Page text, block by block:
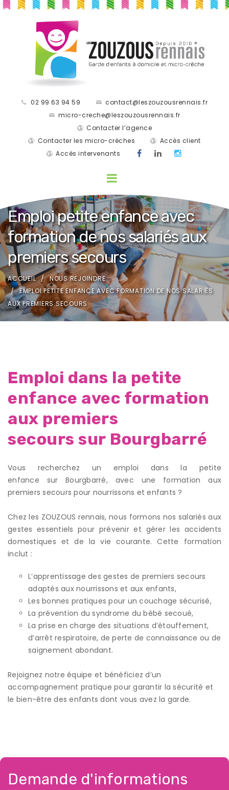
02 99 63 94 59
contact@leszouzousrennais.fr
micro-creche@leszouzousrennais.fr
Contacter l’agence
Contacter les micro-crèches
Accès client
Accès intervenants
Emploi petite enfance avec
formation de nos salariés aux
premiers secours
ACCUEIL
NOUS REJOINDRE
EMPLOI PETITE ENFANCE AVEC FORMATION DE NOS SALARIÉS
AUX PREMIERS SECOURS
Emploi dans la petite
enfance avec formation
aux premiers
secours sur Bourgbarré
Vous recherchez un emploi dans la petite
enfance sur Bourgbarré, avec une formation aux
premiers secours pour nourrissons et enfants ?
Chez les ZOUZOUS rennais, nous formons nos salariés aux
gestes essentiels pour prévenir et gérer les accidents
domestiques et de la vie courante. Cette formation
inclut :
L’apprentissage des gestes de premiers secours
adaptés aux nourrissons et aux enfants,
Les bonnes pratiques pour un couchage sécurisé,
La prévention du syndrome du bébé secoué,
La prise en charge des situations d’étouffement,
d’arrêt respiratoire, de perte de connaissance ou de
saignement abondant.
Rejoignez notre équipe et bénéficiez d’un
accompagnement pratique pour garantir la sécurité et
le bien-être des enfants dont vous avez la garde.
Demande d'informations